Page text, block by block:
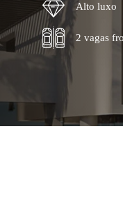
Alto luxo
2 vagas